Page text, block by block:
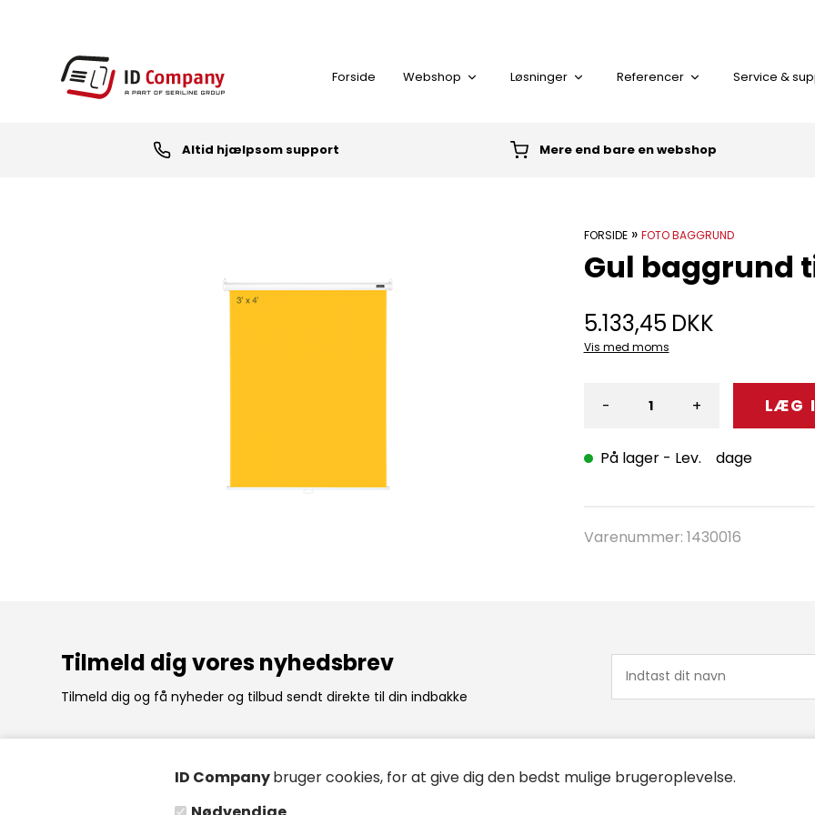
ID Companybruger cookies, for at give dig den bedst mulige brugeroplevelse.
Forside Webshop
NØGLEBRIKKER (RFID TAGS)
Løsninger Referencer Service &
Altid hjælpsom support Mere end bare en webshop
FORSIDE» FOTO BAGGRUND
Gul baggrund
5.133,45 DKK
Vis med moms
- +
På lager - Lev. dage
Varenummer: 1430016
Tilmeld dig vores nyhedsbrev
Tilmeld dig og få nyheder og tilbud sendt direkte til din indbakke
ID Company ApS